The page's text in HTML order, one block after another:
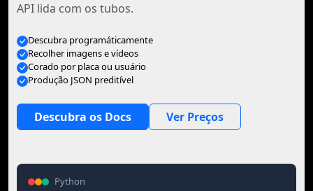
API lida com os tubos.
Descubra programáticamente
Recolher imagens e vídeos
Corado por placa ou usuário
Produção JSON preditível
Descubra os Docs Ver Preços
Python